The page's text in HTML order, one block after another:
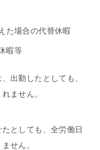
た場合の代替休暇
暇等
出勤したとしても、
ません。
としても、全労働日
せん。